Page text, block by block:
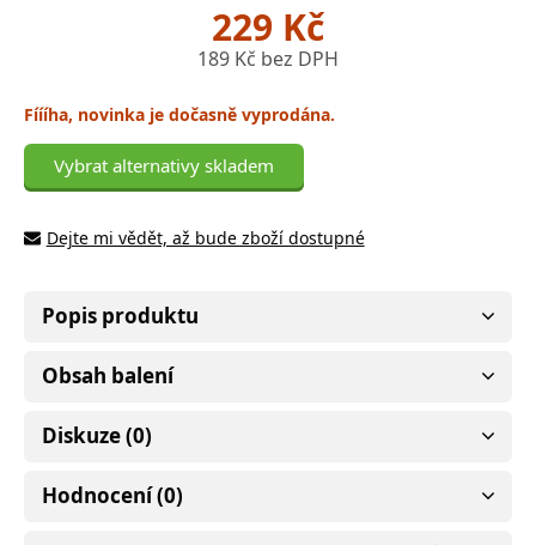
229 Kč
189 Kč bez DPH
Fíííha, novinka je dočasně vyprodána.
Vybrat alternativy skladem
Dejte mi vědět, až bude zboží dostupné
Popis produktu
Obsah balení
Diskuze (0)
Hodnocení (0)